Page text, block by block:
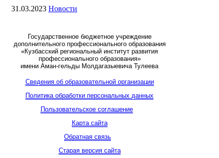
31.03.2023 Новости
Государственное бюджетное учреждение
дополнительного профессионального образования
«Кузбасский региональный институт развития
профессионального образования»
имени Аман-гельды Молдагазыевича Тулеева
Сведения об образовательной организации
Политика обработки персональных данных
Пользовательское соглашение
Карта сайта
Обратная связь
Старая версия сайта